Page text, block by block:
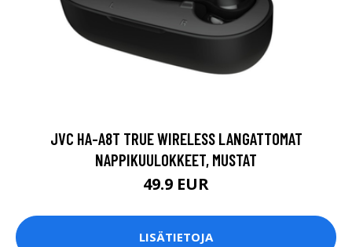
JVC HA-A8T TRUE WIRELESS LANGATTOMAT
NAPPIKUULOKKEET, MUSTAT
49.9 EUR
LISÄTIETOJA